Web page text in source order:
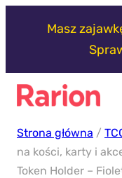
Masz
Strona główna /
na kości, karty i
Token Holder –